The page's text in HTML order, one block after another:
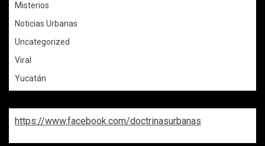
Misterios
Noticias Urbanas
Uncategorized
Viral
Yucatán
https://www.facebook.com/doctrinasurbanas